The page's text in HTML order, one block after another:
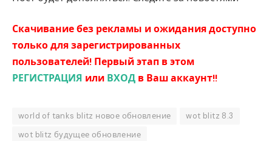
Скачивание без рекламы и ожидания доступно
только для зарегистрированных
пользователей! Первый этап в этом
РЕГИСТРАЦИЯ или ВХОД в Ваш аккаунт!!
world of tanks blitz новое обновление
wot blitz 8.3
wot blitz будущее обновление